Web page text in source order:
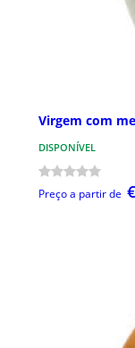
Virgem com
DISPONÍVEL
Preço a partir de